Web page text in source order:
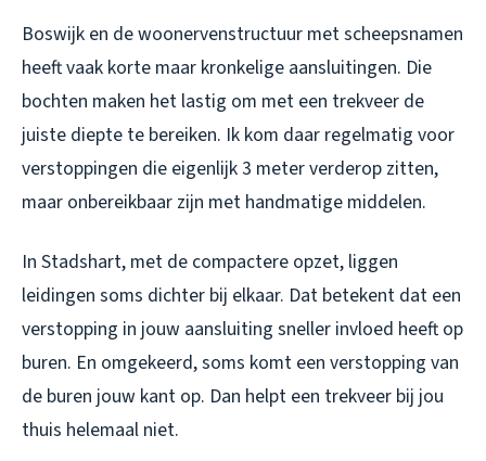
Boswijk en de woonervenstructuur met scheepsnamen
heeft vaak korte maar kronkelige aansluitingen. Die
bochten maken het lastig om met een trekveer de
juiste diepte te bereiken. Ik kom daar regelmatig voor
verstoppingen die eigenlijk 3 meter verderop zitten,
maar onbereikbaar zijn met handmatige middelen.
In Stadshart, met de compactere opzet, liggen
leidingen soms dichter bij elkaar. Dat betekent dat een
verstopping in jouw aansluiting sneller invloed heeft op
buren. En omgekeerd, soms komt een verstopping van
de buren jouw kant op. Dan helpt een trekveer bij jou
thuis helemaal niet.